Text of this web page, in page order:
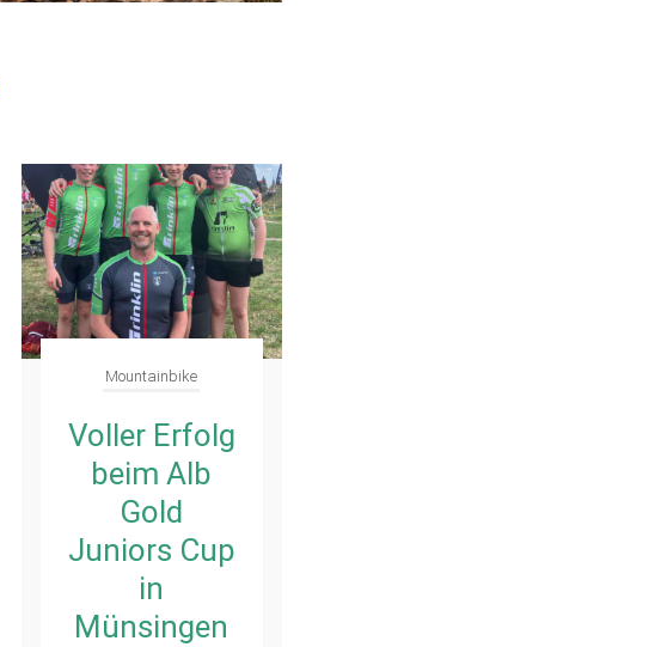
Mountainbike
Voller Erfolg
beim Alb
Gold
Juniors Cup
in
Münsingen